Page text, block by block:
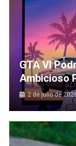
GTA VI
Ambicioso
2 de julio de